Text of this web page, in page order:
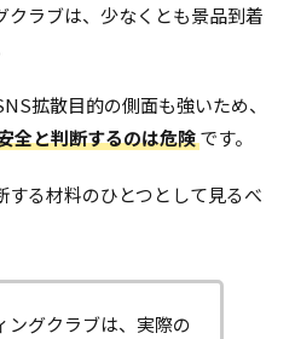
クラブは、少なくとも景品到着
拡散目的の側面も強いため、
全と判断するのは危険です。
する材料のひとつとして見るべ
ングクラブは、実際の